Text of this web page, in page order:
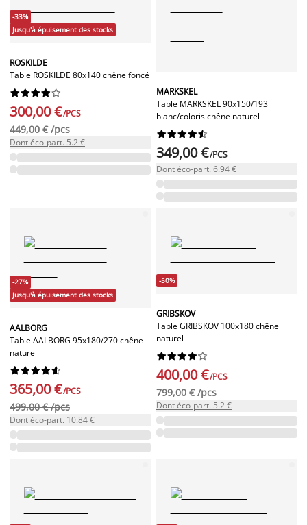
-33%
Jusqu'à épuisement des stocks
ROSKILDE
Table ROSKILDE 80x140 chêne foncé






300,00 €/PCS
449,00 € /pcs
Dont éco-part. 5.2 €
MARKSKEL
Table MARKSKEL 90x150/193
blanc/coloris chêne naturel






349,00 €/PCS
Dont éco-part. 6.94 €
-27%
Jusqu'à épuisement des stocks
AALBORG
Table AALBORG 95x180/270 chêne
naturel






365,00 €/PCS
499,00 € /pcs
Dont éco-part. 10.84 €
-50%
GRIBSKOV
Table GRIBSKOV 100x180 chêne
naturel






400,00 €/PCS
799,00 € /pcs
Dont éco-part. 5.2 €